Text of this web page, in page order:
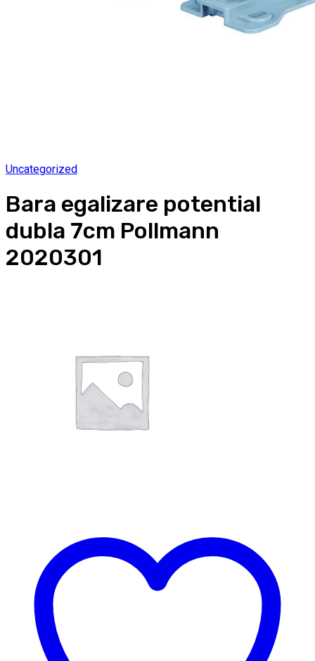
Uncategorized
Bara egalizare potential
dubla 7cm Pollmann
2020301